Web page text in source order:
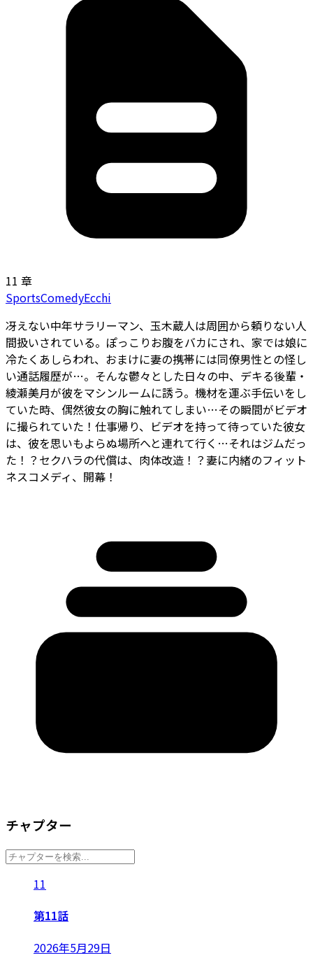
11 章
SportsComedyEcchi
冴えない中年サラリーマン、玉木蔵人は周囲から頼りない人
間扱いされている。ぽっこりお腹をバカにされ、家では娘に
冷たくあしらわれ、おまけに妻の携帯には同僚男性との怪し
い通話履歴が…。そんな鬱々とした日々の中、デキる後輩・
綾瀬美月が彼をマシンルームに誘う。機材を運ぶ手伝いをし
ていた時、偶然彼女の胸に触れてしまい…その瞬間がビデオ
に撮られていた！仕事帰り、ビデオを持って待っていた彼女
は、彼を思いもよらぬ場所へと連れて行く…それはジムだっ
た！？セクハラの代償は、肉体改造！？妻に内緒のフィット
ネスコメディ、開幕！
チャプター
11
第11話
2026年5月29日